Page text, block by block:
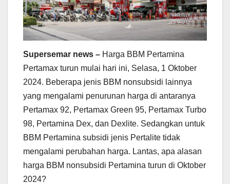
Supersemar news – Harga BBM Pertamina
Pertamax turun mulai hari ini, Selasa, 1 Oktober
2024. Beberapa jenis BBM nonsubsidi lainnya
yang mengalami penurunan harga di antaranya
Pertamax 92, Pertamax Green 95, Pertamax Turbo
98, Pertamina Dex, dan Dexlite. Sedangkan untuk
BBM Pertamina subsidi jenis Pertalite tidak
mengalami perubahan harga. Lantas, apa alasan
harga BBM nonsubsidi Pertamina turun di Oktober
2024?